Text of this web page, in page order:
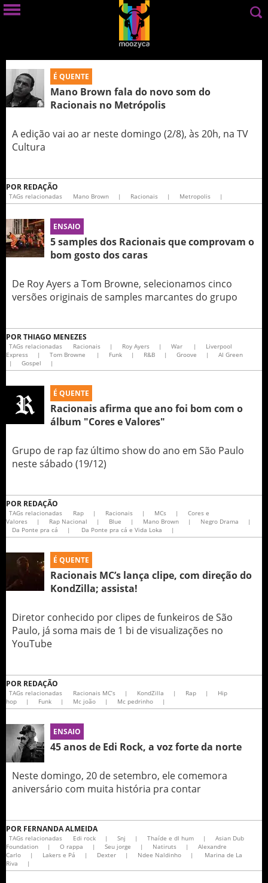
É QUENTE
Mano Brown fala do novo som do
Racionais no Metrópolis
A edição vai ao ar neste domingo (2/8), às 20h, na TV
Cultura
POR REDAÇÃO
TAGs relacionadas Mano Brown | Racionais | Metropolis |
ENSAIO
5 samples dos Racionais que comprovam o
bom gosto dos caras
De Roy Ayers a Tom Browne, selecionamos cinco
versões originais de samples marcantes do grupo
PORTHIAGO MENEZES
TAGs relacionadas Racionais | Roy Ayers | War |
Liverpool
Express
| Tom Browne | Funk | R&B | Groove |
Al Green
|
Gospel |
É QUENTE
Racionais afirma que ano foi bom com o
álbum "Cores e Valores"
Grupo de rap faz último show do ano em São Paulo
neste sábado (19/12)
POR REDAÇÃO
TAGs relacionadas Rap | Racionais | MCs |
Cores e
Valores
| Rap Nacional | Blue | Mano Brown | Negro Drama
|
Da Ponte pra cá
| Da Ponte pra cá e Vida Loka |
É QUENTE
Racionais MC’s lança clipe, com direção do
KondZilla; assista!
Diretor conhecido por clipes de funkeiros de São
Paulo, já soma mais de 1 bi de visualizações no
YouTube
POR REDAÇÃO
TAGs relacionadas Racionais MC’s | KondZilla | Rap |
Hip
hop
| Funk | Mc joão | Mc pedrinho |
ENSAIO
45 anos de Edi Rock, a voz forte da norte
Neste domingo, 20 de setembro, ele comemora
aniversário com muita história pra contar
POR FERNANDA ALMEIDA
TAGs relacionadas Edi rock | Snj | Thaíde e dl hum |
Asian Dub
Foundation
| O rappa | Seu jorge | Natiruts |
Alexandre
Carlo
| Lakers e Pá | Dexter | Ndee Naldinho |
Marina de La
Riva
|